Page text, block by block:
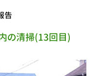
告
の清掃(13回目)